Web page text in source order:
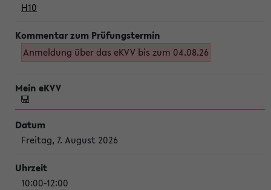
H10
Anmeldung über das eKVV bis zum 04.08.26
Freitag, 7. August 2026
10:00-12:00